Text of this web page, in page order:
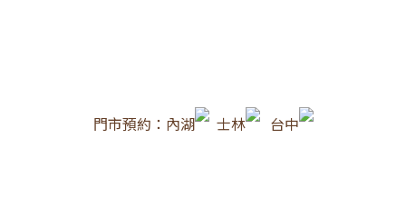
門市預約：內湖 士林 台中